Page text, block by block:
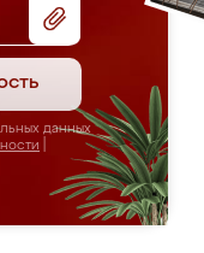
данных